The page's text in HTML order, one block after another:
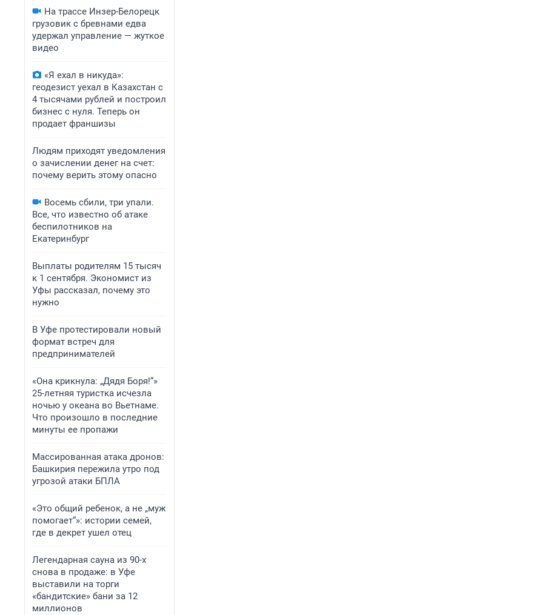
На трассе Инзер-Белорецк
грузовик с бревнами едва
удержал управление — жуткое
видео
«Я ехал в никуда»:
геодезист уехал в Казахстан с
4 тысячами рублей и построил
бизнес с нуля. Теперь он
продает франшизы
Людям приходят уведомления
о зачислении денег на счет:
почему верить этому опасно
Восемь сбили, три упали.
Все, что известно об атаке
беспилотников на
Екатеринбург
Выплаты родителям 15 тысяч
к 1 сентября. Экономист из
Уфы рассказал, почему это
нужно
В Уфе протестировали новый
формат встреч для
предпринимателей
«Она крикнула: „Дядя Боря!“»
25-летняя туристка исчезла
ночью у океана во Вьетнаме.
Что произошло в последние
минуты ее пропажи
Массированная атака дронов:
Башкирия пережила утро под
угрозой атаки БПЛА
«Это общий ребенок, а не „муж
помогает“»: истории семей,
где в декрет ушел отец
Легендарная сауна из 90-х
снова в продаже: в Уфе
выставили на торги
«бандитские» бани за 12
миллионов